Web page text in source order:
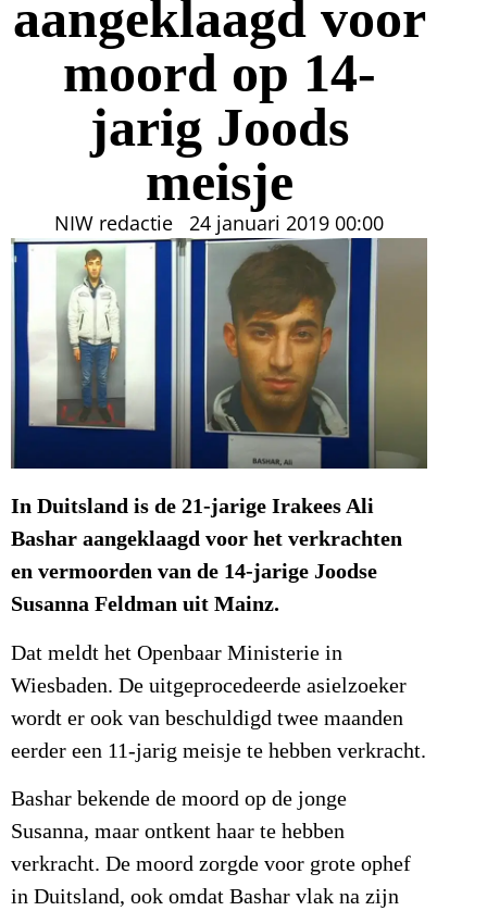
aangeklaagd voor
moord op 14-
jarig Joods
meisje
NIW redactie 24 januari 2019 00:00
In Duitsland is de 21-jarige Irakees Ali
Bashar aangeklaagd voor het verkrachten
en vermoorden van de 14-jarige Joodse
Susanna Feldman uit Mainz.
Dat meldt het Openbaar Ministerie in
Wiesbaden. De uitgeprocedeerde asielzoeker
wordt er ook van beschuldigd twee maanden
eerder een 11-jarig meisje te hebben verkracht.
Bashar bekende de moord op de jonge
Susanna, maar ontkent haar te hebben
verkracht. De moord zorgde voor grote ophef
in Duitsland, ook omdat Bashar vlak na zijn